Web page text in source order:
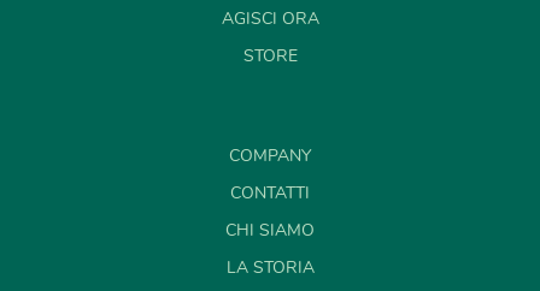
AGISCI ORA
STORE
COMPANY
CONTATTI
CHI SIAMO
LA STORIA